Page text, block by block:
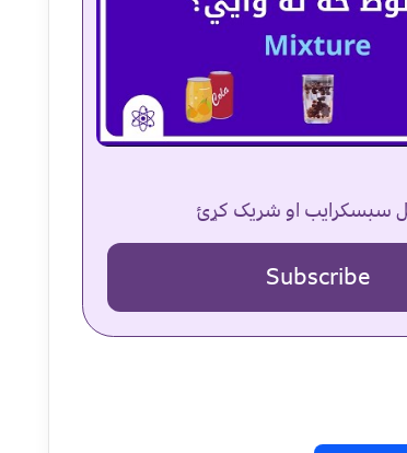
سبسکرایب او شریک کړئ
Subscribe